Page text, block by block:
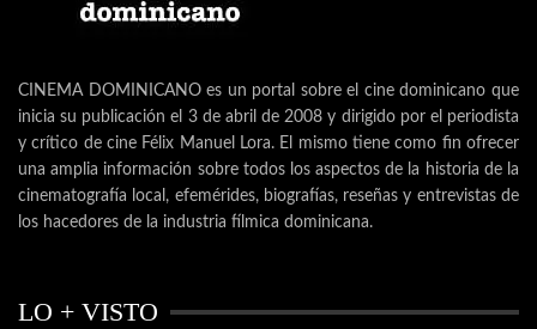
CINEMA DOMINICANO es un portal sobre el cine dominicano que
inicia su publicación el 3 de abril de 2008 y dirigido por el periodista
y crítico de cine Félix Manuel Lora. El mismo tiene como fin ofrecer
una amplia información sobre todos los aspectos de la historia de la
cinematografía local, efemérides, biografías, reseñas y entrevistas de
los hacedores de la industria fílmica dominicana.
LO + VISTO